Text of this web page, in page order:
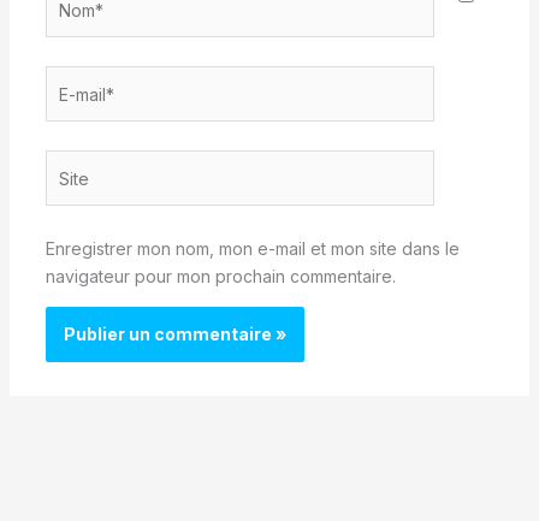
mail*
Enregistrer mon nom, mon e-mail et mon site dans le
navigateur pour mon prochain commentaire.